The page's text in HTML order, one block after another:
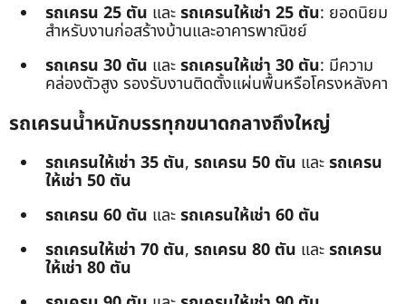
รถเครน 25 ตัน และรถเครนให้เช่า 25 ตัน: ยอดนิยม
สำหรับงานก่อสร้างบ้านและอาคารพาณิชย์
รถเครน 30 ตัน และรถเครนให้เช่า 30 ตัน: มีความ
คล่องตัวสูง รองรับงานติดตั้งแผ่นพื้นหรือโครงหลังคา
รถเครนน้ำหนักบรรทุกขนาดกลางถึงใหญ่
รถเครนให้เช่า 35 ตัน, รถเครน 50 ตัน และรถเครน
ให้เช่า 50 ตัน
รถเครน 60 ตัน และรถเครนให้เช่า 60 ตัน
รถเครนให้เช่า 70 ตัน, รถเครน 80 ตัน และรถเครน
ให้เช่า 80 ตัน